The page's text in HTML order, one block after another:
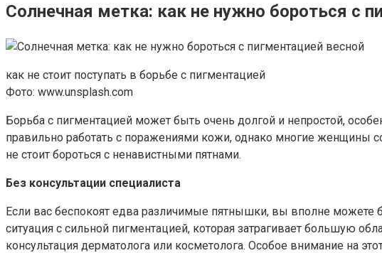
Солнечная метка: как не нужно бороться с
как не стоит поступать в борьбе с пигментацией
Фото: www.unsplash.com
Борьба с пигментацией может быть очень долгой и непростой,
правильно работать с поражениями кожи, однако многие женщины
не стоит бороться с ненавистными пятнами.
Без консультации специалиста
Если вас беспокоят едва различимые пятнышки, вы вполне можете
ситуация с сильной пигментацией, которая затрагивает большую
консультация дерматолога или косметолога. Особое внимание на